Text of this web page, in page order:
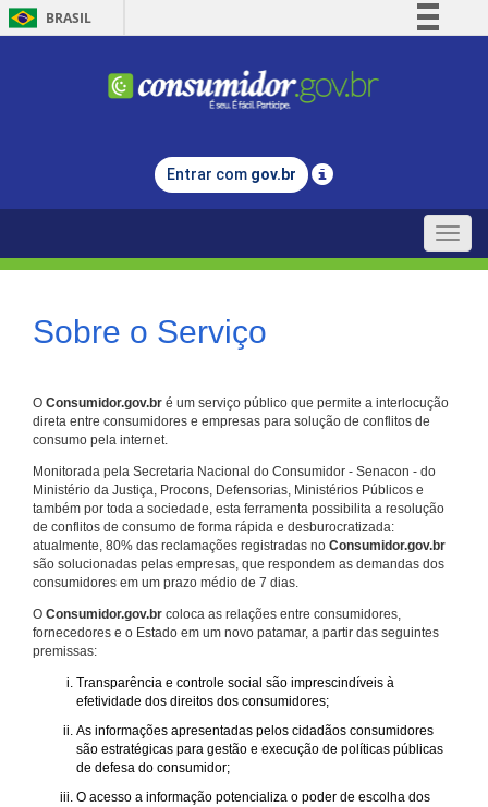
BRASIL
Comunica BR
Legislação
Entrar com gov.br
Toggle
Sobre o Serviço
O Consumidor.gov.br é um serviço público que permite a interlocução
direta entre consumidores e empresas para solução de conflitos de
consumo pela internet.
Monitorada pela Secretaria Nacional do Consumidor - Senacon - do
Ministério da Justiça, Procons, Defensorias, Ministérios Públicos e
também por toda a sociedade, esta ferramenta possibilita a resolução
de conflitos de consumo de forma rápida e desburocratizada:
atualmente, 80% das reclamações registradas no Consumidor.gov.br
são solucionadas pelas empresas, que respondem as demandas dos
consumidores em um prazo médio de 7 dias.
O Consumidor.gov.br coloca as relações entre consumidores,
fornecedores e o Estado em um novo patamar, a partir das seguintes
premissas:
Transparência e controle social são imprescindíveis à
efetividade dos direitos dos consumidores;
As informações apresentadas pelos cidadãos consumidores
são estratégicas para gestão e execução de políticas públicas
de defesa do consumidor;
O acesso a informação potencializa o poder de escolha dos